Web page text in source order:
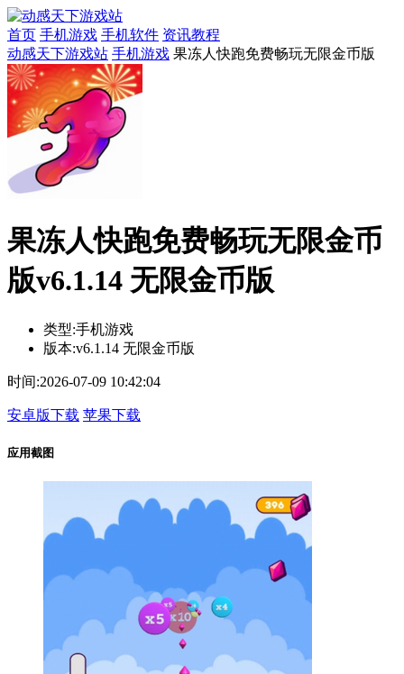
首页 手机游戏 手机软件 资讯教程
动感天下游戏站 手机游戏 果冻人快跑免费畅玩无限金币版
果冻人快跑免费畅玩无限金币
版v6.1.14 无限金币版
类型:手机游戏
版本:v6.1.14 无限金币版
时间:2026-07-09 10:42:04
安卓版下载 苹果下载
应用截图